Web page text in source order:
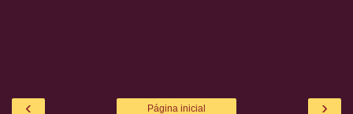
‹ ›
Página inicial